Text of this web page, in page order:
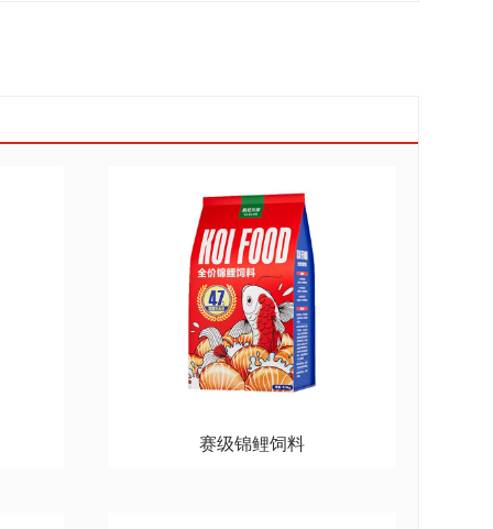
赛级锦鲤饲料